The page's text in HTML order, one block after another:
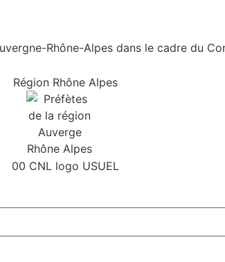
Rhône-Alpes dans le cadre du